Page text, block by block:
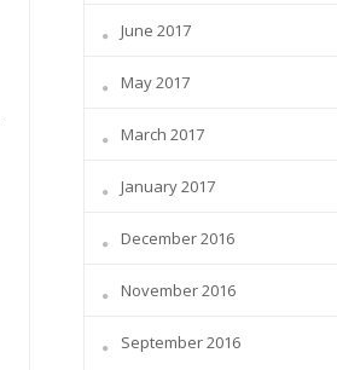
June 2017
May 2017
March 2017
January 2017
December 2016
November 2016
September 2016